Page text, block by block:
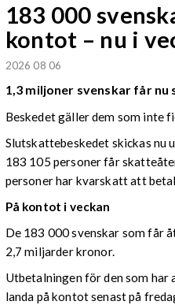
183 000
kontot – nu i
2026 08 06
1,3 miljoner svenskar får
Beskedet gäller dem som inte
Slutskattebeskedet skickas nu
183 105 personer får
personer har kvarskatt att
På kontot i veckan
De 183 000 svenskar som får
2,7 miljarder kronor.
Utbetalningen för den som
landa på kontot senast på